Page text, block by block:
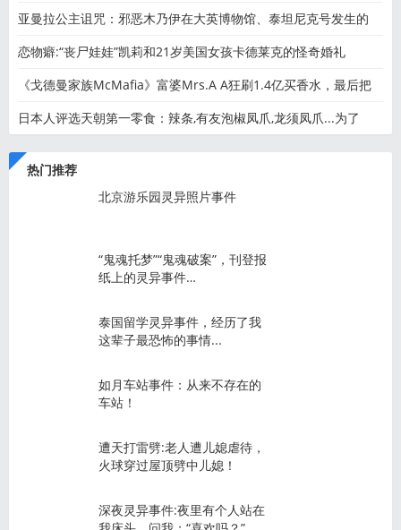
亚曼拉公主诅咒：邪恶木乃伊在大英博物馆、泰坦尼克号发生的
恋物癖:“丧尸娃娃”凯莉和21岁美国女孩卡德莱克的怪奇婚礼
《戈德曼家族McMafia》富婆Mrs.A A狂刷1.4亿买香水，最后把
老公刷
日本人评选天朝第一零食：辣条,有友泡椒凤爪,龙须凤爪...为了
热门推荐
北京游乐园灵异照片事件
“鬼魂托梦”“鬼魂破案”，刊登报
纸上的灵异事件…
泰国留学灵异事件，经历了我
这辈子最恐怖的事情...
如月车站事件：从来不存在的
车站！
遭天打雷劈:老人遭儿媳虐待，
火球穿过屋顶劈中儿媳！
深夜灵异事件:夜里有个人站在